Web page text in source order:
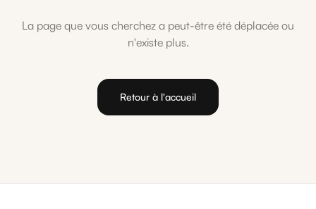
La page que vous cherchez a peut-être été déplacée ou
n'existe plus.
Retour à l'accueil